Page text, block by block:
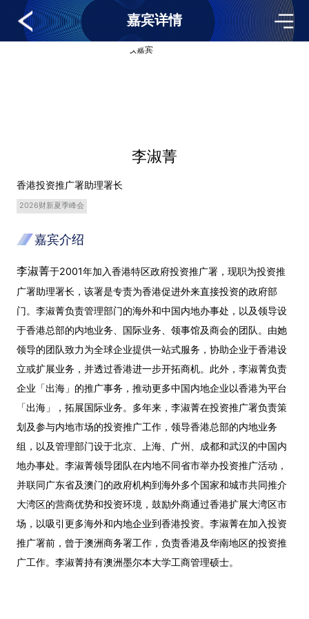
嘉宾详情
李淑菁
香港投资推广署助理署长
2026财新夏季峰会
嘉宾介绍
李淑菁于2001年加入香港特区政府投资推广署，现职为投资推
广署助理署长，该署是专责为香港促进外来直接投资的政府部
门。李淑菁负责管理部门的海外和中国内地办事处，以及领导设
于香港总部的内地业务、国际业务、领事馆及商会的团队。由她
领导的团队致力为全球企业提供一站式服务，协助企业于香港设
立或扩展业务，并透过香港进一步开拓商机。此外，李淑菁负责
企业「出海」的推广事务，推动更多中国内地企业以香港为平台
「出海」，拓展国际业务。多年来，李淑菁在投资推广署负责策
划及参与内地市场的投资推广工作，领导香港总部的内地业务
组，以及管理部门设于北京、上海、广州、成都和武汉的中国内
地办事处。李淑菁领导团队在内地不同省市举办投资推广活动，
并联同广东省及澳门的政府机构到海外多个国家和城市共同推介
大湾区的营商优势和投资环境，鼓励外商通过香港扩展大湾区市
场，以吸引更多海外和内地企业到香港投资。李淑菁在加入投资
推广署前，曾于澳洲商务署工作，负责香港及华南地区的投资推
广工作。李淑菁持有澳洲墨尔本大学工商管理硕士。